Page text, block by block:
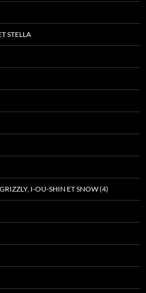
STELLA
I-OU-SHIN ET SNOW (4)